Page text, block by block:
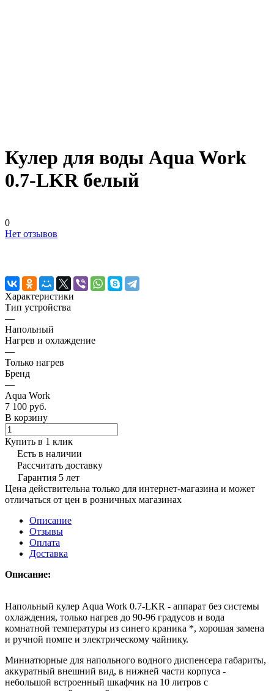
Кулер для воды Aqua Work
0.7-LKR белый
0
Нет отзывов
Характеристики
Тип устройства
—
Напольный
Нагрев и охлаждение
—
Только нагрев
Бренд
—
Aqua Work
7 100 руб.
В корзину
Купить в 1 клик
Есть в наличии
Рассчитать доставку
Гарантия 5 лет
Цена действительна только для интернет-магазина и может
отличаться от цен в розничных магазинах
Описание
Отзывы
Оплата
Доставка
Описание:
Напольный кулер Aqua Work 0.7-LKR - аппарат без системы
охлаждения, только нагрев до 90-96 градусов и вода
комнатной температуры из синего краника *, хорошая замена
и ручной помпе и электрическому чайнику.
Миниатюрные для напольного водного диспенсера габариты,
аккуратный внешний вид, в нижней части корпуса -
небольшой встроенный шкафчик на 10 литров с